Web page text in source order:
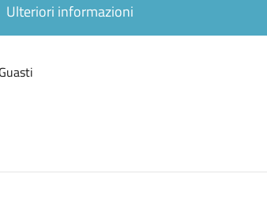
Ulteriori informazioni